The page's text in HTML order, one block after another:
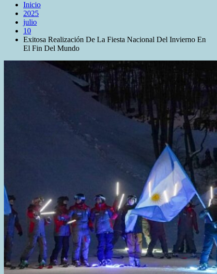
Inicio
2025
julio
10
Exitosa Realización De La Fiesta Nacional Del Invierno En
El Fin Del Mundo